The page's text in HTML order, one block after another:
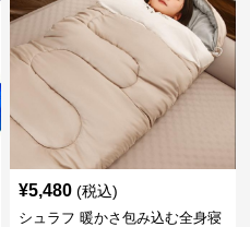
¥5,480 (税込)
シュラフ 暖かさ包み込む全身寝